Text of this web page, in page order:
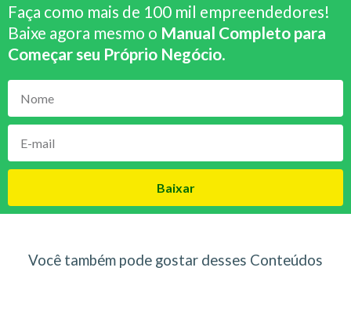
Faça como mais de 100 mil empreendedores!
Baixe agora mesmo o Manual Completo para
Começar seu Próprio Negócio.
Baixar
Você também pode gostar desses Conteúdos